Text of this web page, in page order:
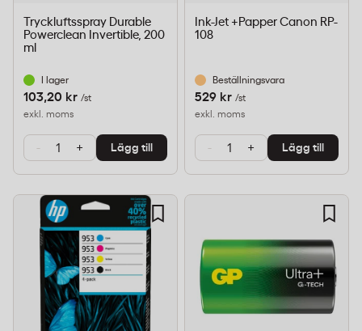
Tryckluftsspray Durable
Powerclean Invertible, 200
ml
I lager
103,20 kr /st
exkl. moms
- + Lägg till
Ink-Jet +Papper Canon RP-
108
Beställningsvara
529 kr /st
exkl. moms
- + Lägg till